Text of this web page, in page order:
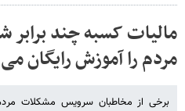
مالیات کسبه چند برابر
مردم را آموزش رایگان
برخی از مخاطبان سرویس مشکلات مردم